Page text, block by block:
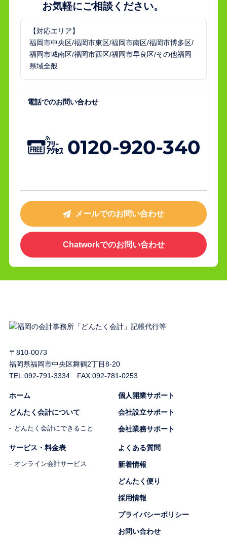
お気軽にご相談ください。
【対応エリア】
福岡市中央区/福岡市東区/福岡市南区/福岡市博多区/
福岡市城南区/福岡市西区/福岡市早良区/その他福岡
県域全般
電話でのお問い合わせ
メールでのお問い合わせ
Chatworkでのお問い合わせ
〒810-0073
福岡県福岡市中央区舞鶴2丁目8-20
TEL:092-791-3334FAX:092-781-0253
ホーム
どんたく会計について
どんたく会計にできること
個人開業サポート
会社設立サポート
会社業務サポート
サービス・料金表
オンライン会計サービス
よくある質問
新着情報
どんたく便り
採用情報
プライバシーポリシー
お問い合わせ